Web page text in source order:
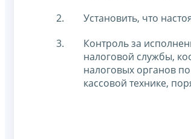
Установить, что
Контроль за
налоговой службы,
налоговых органов
кассовой технике,